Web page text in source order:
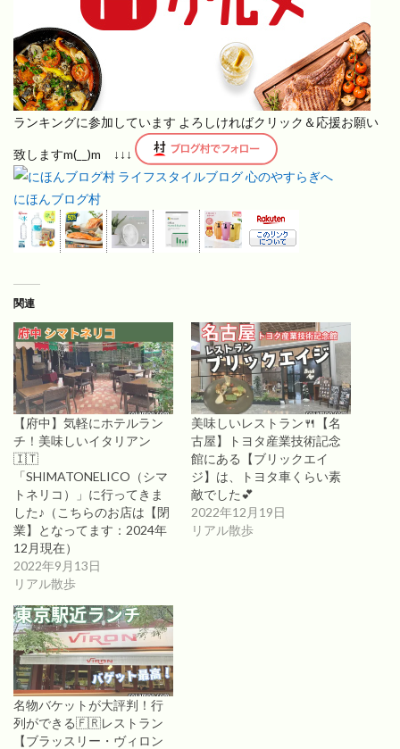
ランキングに参加しています よろしければクリック＆応援お願い
致しますm(__)m ↓↓↓
にほんブログ村
関連
【府中】気軽にホテルラン
チ！美味しいイタリアン
🇮🇹
「SHIMATONELICO（シマ
トネリコ）」に行ってきま
した♪（こちらのお店は【閉
業】となってます：2024年
12月現在）
2022年9月13日
リアル散歩
美味しいレストラン🍴【名
古屋】トヨタ産業技術記念
館にある【ブリックエイ
ジ】は、トヨタ車くらい素
敵でした💕
2022年12月19日
リアル散歩
名物バケットが大評判！行
列ができる🇫🇷レストラン
【ブラッスリー・ヴィロン